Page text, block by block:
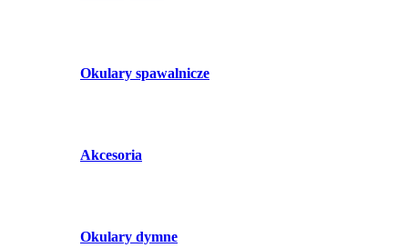
Okulary spawalnicze
Akcesoria
Okulary dymne